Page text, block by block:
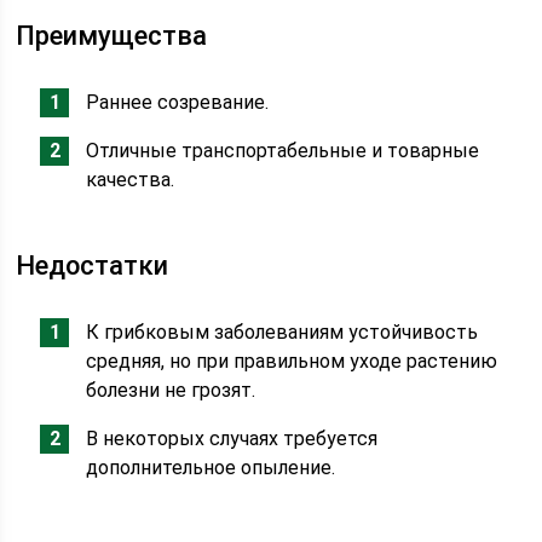
Преимущества
Раннее созревание.
Отличные транспортабельные и товарные
качества.
Недостатки
К грибковым заболеваниям устойчивость
средняя, но при правильном уходе растению
болезни не грозят.
В некоторых случаях требуется
дополнительное опыление.